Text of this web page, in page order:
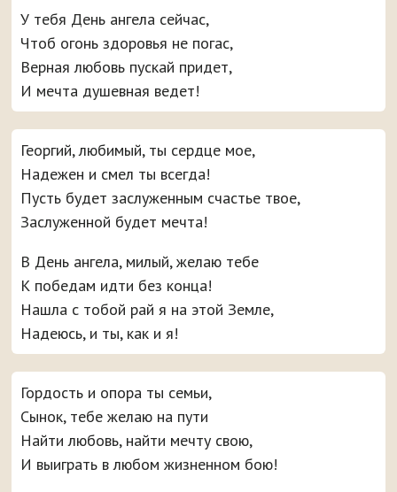
У тебя День ангела сейчас,
Чтоб огонь здоровья не погас,
Верная любовь пускай придет,
И мечта душевная ведет!
Георгий, любимый, ты сердце мое,
Надежен и смел ты всегда!
Пусть будет заслуженным счастье твое,
Заслуженной будет мечта!
В День ангела, милый, желаю тебе
К победам идти без конца!
Нашла с тобой рай я на этой Земле,
Надеюсь, и ты, как и я!
Гордость и опора ты семьи,
Сынок, тебе желаю на пути
Найти любовь, найти мечту свою,
И выиграть в любом жизненном бою!